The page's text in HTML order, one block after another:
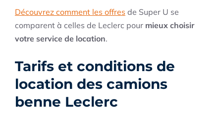
Découvrez comment les offres de Super U se
comparent à celles de Leclerc pour mieux choisir
votre service de location.
Tarifs et conditions de
location des camions
benne Leclerc